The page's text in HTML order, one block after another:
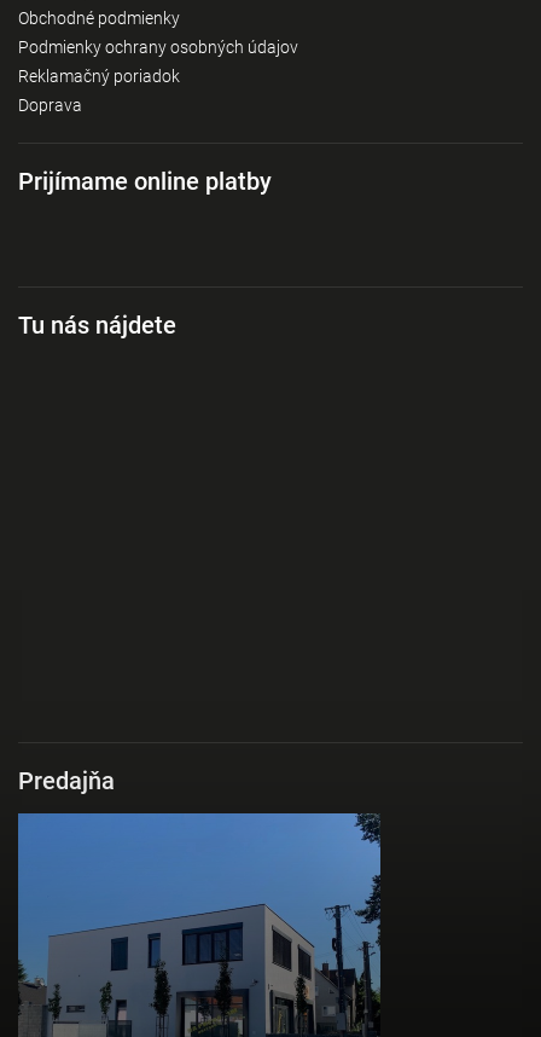
Obchodné podmienky
Podmienky ochrany osobných údajov
Reklamačný poriadok
Doprava
Prijímame online platby
Tu nás nájdete
Predajňa